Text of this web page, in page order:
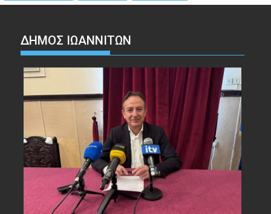
ΔΗΜΟΣ ΙΩΑΝΝΙΤΩΝ